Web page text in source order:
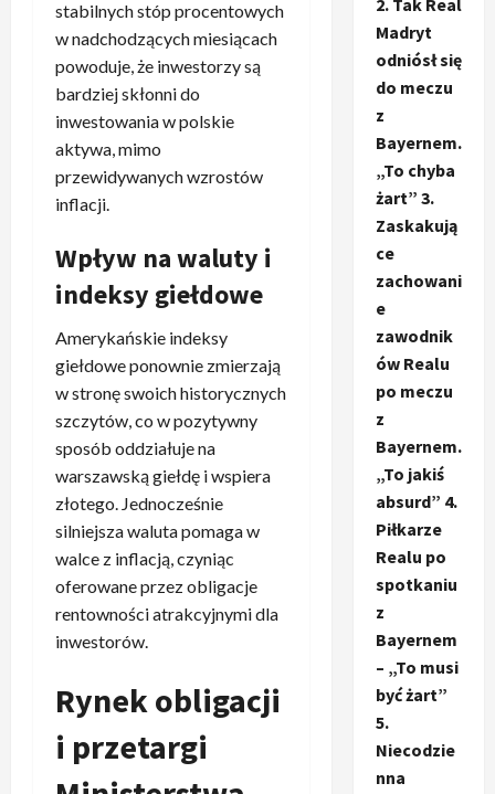
stabilnych stóp procentowych
w nadchodzących miesiącach
powoduje, że inwestorzy są
bardziej skłonni do
inwestowania w polskie
aktywa, mimo
przewidywanych wzrostów
inflacji.
Wpływ na waluty i
indeksy giełdowe
Amerykańskie indeksy
giełdowe ponownie zmierzają
w stronę swoich historycznych
szczytów, co w pozytywny
sposób oddziałuje na
warszawską giełdę i wspiera
złotego. Jednocześnie
silniejsza waluta pomaga w
walce z inflacją, czyniąc
oferowane przez obligacje
rentowności atrakcyjnymi dla
inwestorów.
Rynek obligacji
i przetargi
2. Tak Real
Madryt
odniósł się
do meczu
z
Bayernem.
„To chyba
żart” 3.
Zaskakują
ce
zachowani
e
zawodnik
ów Realu
po meczu
z
Bayernem.
„To jakiś
absurd” 4.
Piłkarze
Realu po
spotkaniu
z
Bayernem
– „To musi
być żart”
5.
Niecodzie
nna